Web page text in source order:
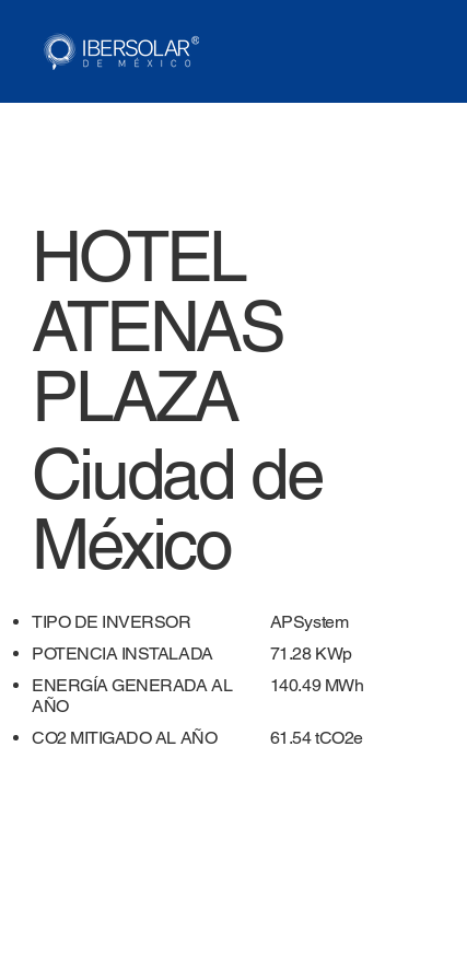
HOTEL
ATENAS
PLAZA
Ciudad de
México
TIPO DE INVERSOR
APSystem
POTENCIA INSTALADA
71.28 KWp
ENERGÍA GENERADA AL
AÑO
140.49 MWh
​CO2 MITIGADO AL AÑO 61.54 tCO2e